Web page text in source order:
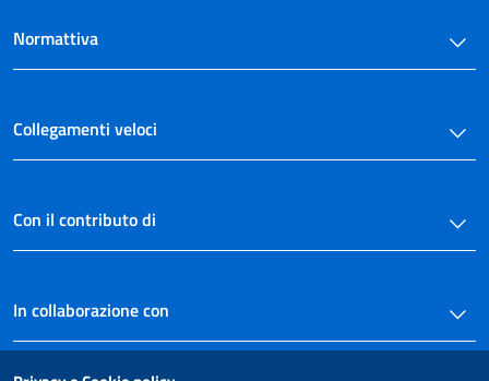
Normattiva
Collegamenti veloci
Con il contributo di
In collaborazione con